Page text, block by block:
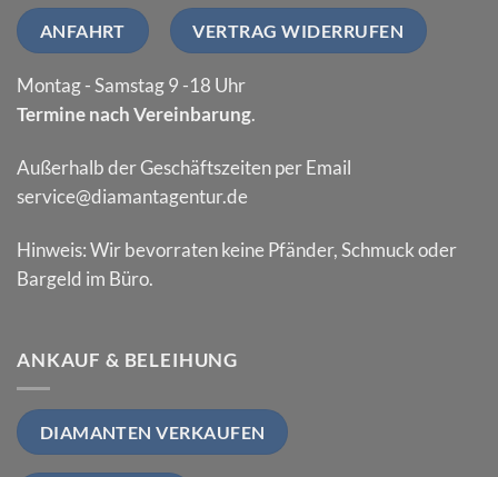
ANFAHRT VERTRAG WIDERRUFEN
Montag - Samstag 9 -18 Uhr
Termine nach Vereinbarung.
Außerhalb der Geschäftszeiten per Email
service@diamantagentur.de
Hinweis: Wir bevorraten keine Pfänder, Schmuck oder
Bargeld im Büro.
ANKAUF & BELEIHUNG
DIAMANTEN VERKAUFEN